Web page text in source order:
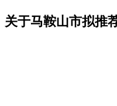
关于马鞍山市拟推